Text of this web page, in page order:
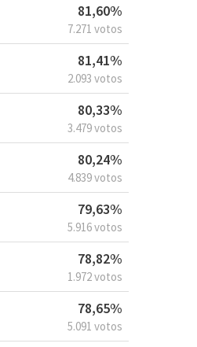
81,60%
7.271 votos
81,41%
2.093 votos
80,33%
3.479 votos
80,24%
4.839 votos
79,63%
5.916 votos
78,82%
1.972 votos
78,65%
5.091 votos